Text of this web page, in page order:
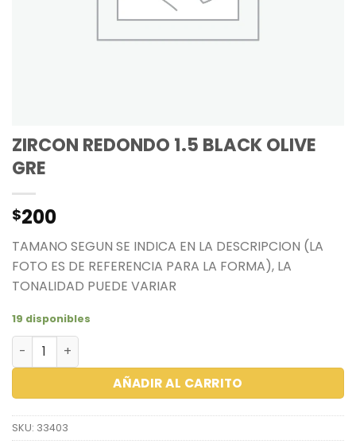
ZIRCON REDONDO 1.5 BLACK OLIVE
GRE
$200
TAMANO SEGUN SE INDICA EN LA DESCRIPCION (LA
FOTO ES DE REFERENCIA PARA LA FORMA), LA
TONALIDAD PUEDE VARIAR
19 disponibles
ZIRCON REDONDO 1.5 BLACK OLIVE GRE cantidad
AÑADIR AL CARRITO
SKU: 33403